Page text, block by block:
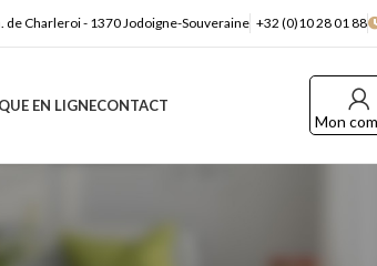
de Charleroi - 1370 Jodoigne-Souveraine +32 (0)10 28 01 88
EN LIGNECONTACT